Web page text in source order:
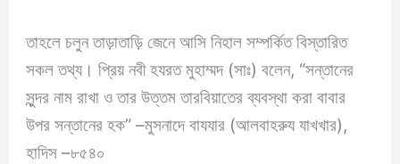
তাহলে চলুন তাড়াতাড়ি জেনে আসি নিহাল সম্পর্কিত বিস্তারিত
সকল তথ্য। প্রিয় নবী হযরত মুহাম্মদ (সাঃ) বলেন, “সন্তানের
সুন্দর নাম রাখা ও তার উত্তম তারবিয়াতের ব্যবস্থা করা বাবার
উপর সন্তানের হক” –মুসনাদে বাযযার (আলবাহরুয যাখখার),
হাদিস –৮৫৪০